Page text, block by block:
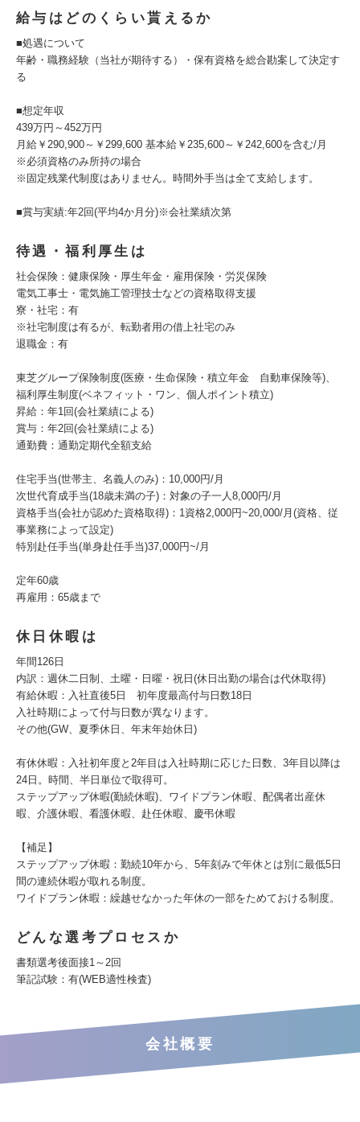
給与はどのくらい貰えるか
■処遇について
年齢・職務経験（当社が期待する）・保有資格を総合勘案して決定す
る
■想定年収
439万円～452万円
月給￥290,900～￥299,600 基本給￥235,600～￥242,600を含む/月
※必須資格のみ所持の場合
※固定残業代制度はありません。時間外手当は全て支給します。
■賞与実績:年2回(平均4か月分)※会社業績次第
待遇・福利厚生は
社会保険：健康保険・厚生年金・雇用保険・労災保険
電気工事士・電気施工管理技士などの資格取得支援
寮・社宅：有
※社宅制度は有るが、転勤者用の借上社宅のみ
退職金：有
東芝グループ保険制度(医療・生命保険・積立年金 自動車保険等)、
福利厚生制度(ベネフィット・ワン、個人ポイント積立)
昇給：年1回(会社業績による)
賞与：年2回(会社業績による)
通勤費：通勤定期代全額支給
住宅手当(世帯主、名義人のみ)：10,000円/月
次世代育成手当(18歳未満の子)：対象の子一人8,000円/月
資格手当(会社が認めた資格取得)：1資格2,000円~20,000/月(資格、従
事業務によって設定)
特別赴任手当(単身赴任手当)37,000円~/月
定年60歳
再雇用：65歳まで
休日休暇は
年間126日
内訳：週休二日制、土曜・日曜・祝日(休日出勤の場合は代休取得)
有給休暇：入社直後5日 初年度最高付与日数18日
入社時期によって付与日数が異なります。
その他(GW、夏季休日、年末年始休日)
有休休暇：入社初年度と2年目は入社時期に応じた日数、3年目以降は
24日。時間、半日単位で取得可。
ステップアップ休暇(勤続休暇)、ワイドプラン休暇、配偶者出産休
暇、介護休暇、看護休暇、赴任休暇、慶弔休暇
【補足】
ステップアップ休暇：勤続10年から、5年刻みで年休とは別に最低5日
間の連続休暇が取れる制度。
ワイドプラン休暇：繰越せなかった年休の一部をためておける制度。
どんな選考プロセスか
書類選考後面接1～2回
筆記試験：有(WEB適性検査)
会社概要